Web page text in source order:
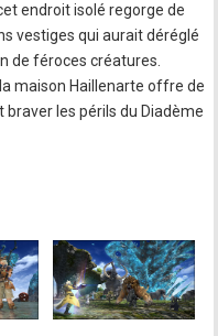
endroit isolé regorge de
vestiges qui aurait déréglé
de féroces créatures.
maison Haillenarte offre de
les périls du Diadème